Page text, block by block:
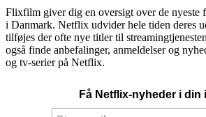
Flixfilm giver dig en oversigt over de nyeste
i Danmark. Netflix udvider hele tiden deres
tilføjes der ofte nye titler til
også finde anbefalinger, anmeldelser og
og tv-serier på Netflix.
Få Netflix-nyheder i din